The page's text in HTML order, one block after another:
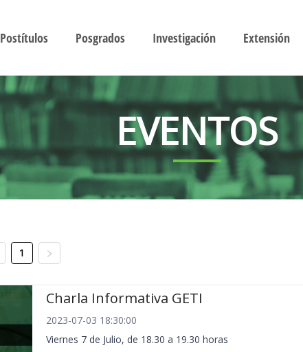
Postítulos Posgrados Investigación Extensión
EVENTOS
1
Charla Informativa GETI
2023-07-03 18:30:00
Viernes 7 de Julio, de 18.30 a 19.30 horas